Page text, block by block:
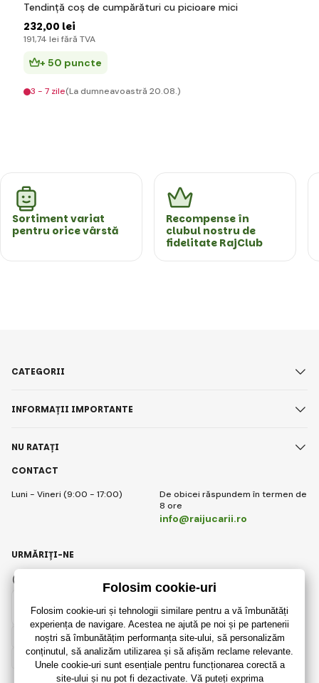
Tendință coș de cumpărături cu picioare mici
232,00 lei
191,74 lei fără TVA
+ 50 puncte
3 - 7 zile(La dumneavoastră 20.08.)
Sortiment variat
pentru orice vârstă
Recompense în
clubul nostru de
fidelitate RajClub
CONTACT
Luni - Vineri (9:00 - 17:00)
De obicei răspundem în termen de
8 ore
info@raijucarii.ro
CATEGORII
INFORMAȚII IMPORTANTE
NU RATAȚI
Romanian
URMĂRIȚI-NE
Instagram